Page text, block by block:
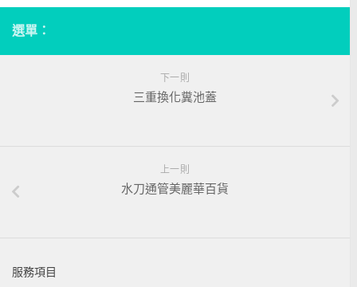
選單：
下一則
三重換化糞池蓋
上一則
水刀通管美麗華百貨
服務項目